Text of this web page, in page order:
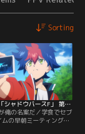
Sorting
TVアニメ「シャドウバースF」 第02話
俺の名案だ／学食でセブ
ムの早朝ミーティングが